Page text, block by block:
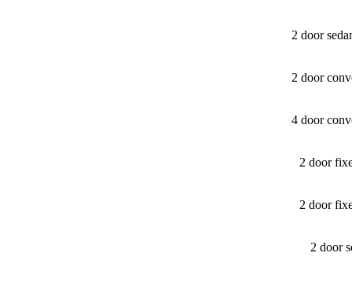
2 door
2 door
4 door
2 door
2 door
2 door